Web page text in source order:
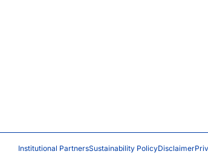
Institutional PartnersSustainability PolicyDisclaimer